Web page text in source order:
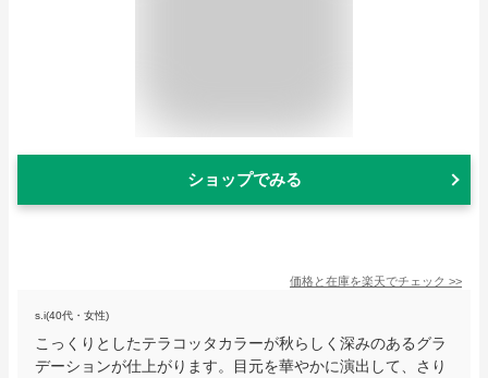
ショップでみる
価格と在庫を楽天でチェック >>
s.i(40代・女性)
こっくりとしたテラコッタカラーが秋らしく深みのあるグラ
デーションが仕上がります。目元を華やかに演出して、さり